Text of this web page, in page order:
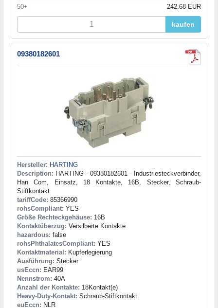
50+
242.68 EUR
kaufen
09380182601
Hersteller: HARTING
Description: HARTING - 09380182601 - Industriesteckverbinder,
Han Com, Einsatz, 18 Kontakte, 16B, Stecker, Schraub-
Stiftkontakt
tariffCode: 85366990
rohsCompliant: YES
Größe Rechteckgehäuse: 16B
Kontaktüberzug: Versilberte Kontakte
hazardous: false
rohsPhthalatesCompliant: YES
Kontaktmaterial: Kupferlegierung
Ausführung: Stecker
usEccn: EAR99
Nennstrom: 40A
Anzahl der Kontakte: 18Kontakt(e)
Heavy-Duty-Kontakt: Schraub-Stiftkontakt
euEccn: NLR